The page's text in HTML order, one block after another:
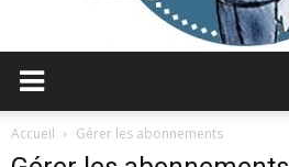
Accueil Gérer les abonnements